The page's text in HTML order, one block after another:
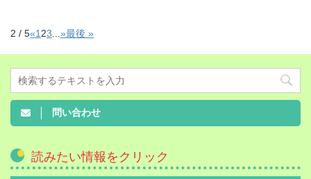
2 / 5«1 23 »最後 »
問い合わせ
読みたい情報をクリック